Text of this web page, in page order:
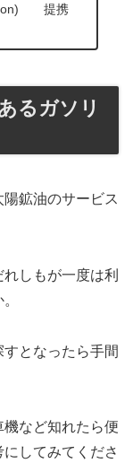
提携
るガソリ
鉱油のサービス
しもが一度は利
となったら手間
など知れたら便
してみてくださ